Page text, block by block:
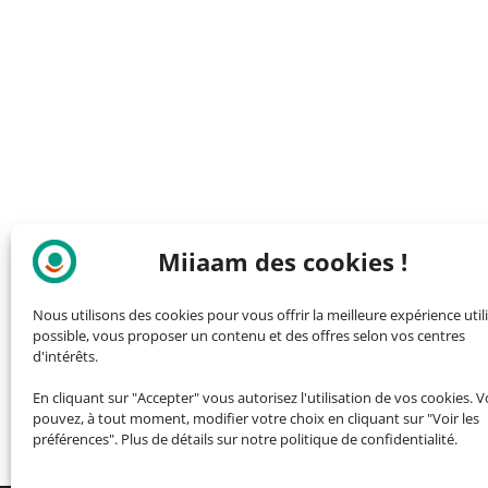
Miiaam des cookies !
Nous utilisons des cookies pour vous offrir la meilleure expérience
possible, vous proposer un contenu et des offres selon vos centres
d'intérêts.
En cliquant sur "Accepter" vous autorisez l'utilisation de vos cookies.
pouvez, à tout moment, modifier votre choix en cliquant sur "Voir les
préférences". Plus de détails sur notre politique de confidentialité.